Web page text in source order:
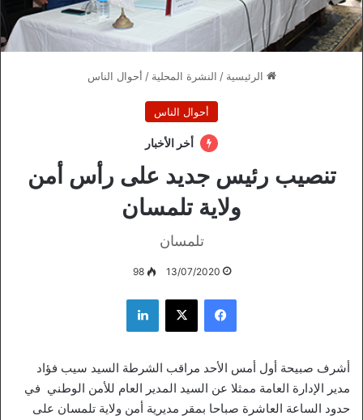
الرئيسية / النشرة المحلية / أحوال الناس
أحوال الناس
أخر الأخبار
تنصيب رئيس جديد على رأس أمن
ولاية تلمسان
تلمسان
13/07/2020
98
فيسبوك ‫X لينكدإن
أشرف صبيحة أول أمس الأحد مراقب الشرطة السيد سيب فؤاد
مدير الإدارة العامة ممثلا عن السيد المدير العام للأمن الوطني في
حدود الساعة العاشرة صباحا بمقر مديرية أمن ولاية تلمسان على